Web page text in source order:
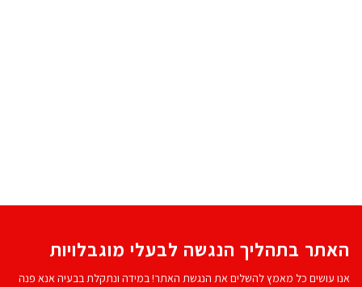
האתר בתהליך הנגשה לבעלי מוגבלויות
אנו עושים כל מאמץ להשלים את הנגשת האתר! במידה ונתקלת בבעיה אנא פנה